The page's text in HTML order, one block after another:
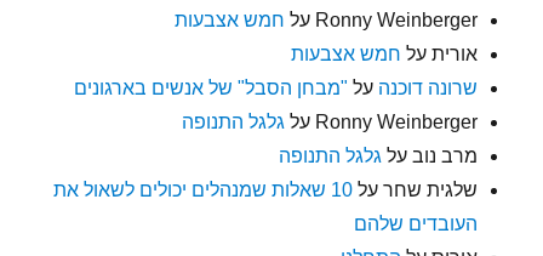
Ronny Weinberger על חמש אצבעות
אורית על חמש אצבעות
שרונה דוכנה על "מבחן הסבל" של אנשים בארגונים
Ronny Weinberger על גלגל התנופה
מרב נוב על גלגל התנופה
שלגית שחר על
10 שאלות שמנהלים יכולים לשאול את
העובדים שלהם